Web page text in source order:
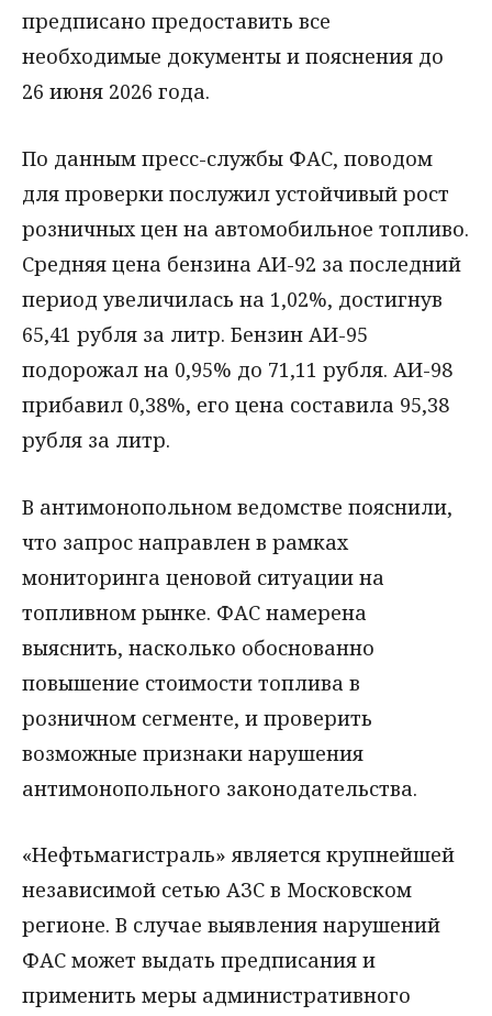
предписано предоставить все
необходимые документы и пояснения до
26 июня 2026 года.
По данным пресс-службы ФАС, поводом
для проверки послужил устойчивый рост
розничных цен на автомобильное топливо.
Средняя цена бензина АИ-92 за последний
период увеличилась на 1,02%, достигнув
65,41 рубля за литр. Бензин АИ-95
подорожал на 0,95% до 71,11 рубля. АИ-98
прибавил 0,38%, его цена составила 95,38
рубля за литр.
В антимонопольном ведомстве пояснили,
что запрос направлен в рамках
мониторинга ценовой ситуации на
топливном рынке. ФАС намерена
выяснить, насколько обоснованно
повышение стоимости топлива в
розничном сегменте, и проверить
возможные признаки нарушения
антимонопольного законодательства.
«Нефтьмагистраль» является крупнейшей
независимой сетью АЗС в Московском
регионе. В случае выявления нарушений
ФАС может выдать предписания и
применить меры административного